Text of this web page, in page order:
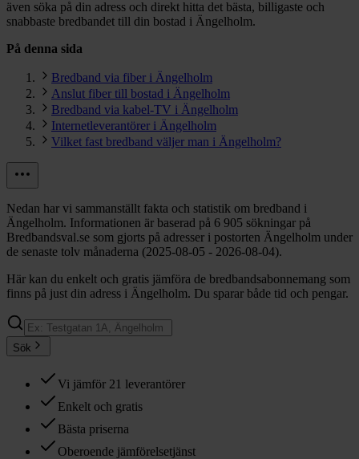
även söka på din adress och direkt hitta det bästa, billigaste och
snabbaste bredbandet till din bostad i Ängelholm.
På denna sida
Bredband via fiber i Ängelholm
Anslut fiber till bostad i Ängelholm
Bredband via kabel-TV i Ängelholm
Internetleverantörer i Ängelholm
Vilket fast bredband väljer man i Ängelholm?
Nedan har vi sammanställt fakta och statistik om bredband i
Ängelholm. Informationen är baserad på 6 905 sökningar på
Bredbandsval.se som gjorts på adresser i postorten Ängelholm under
de senaste tolv månaderna (2025-08-05 - 2026-08-04).
Här kan du enkelt och gratis jämföra de bredbandsabonnemang som
finns på just din adress i Ängelholm. Du sparar både tid och pengar.
Sök
Vi jämför 21 leverantörer
Enkelt och gratis
Bästa priserna
Oberoende jämförelsetjänst